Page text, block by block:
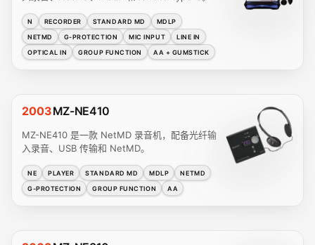
N RECORDER STANDARD MD
MDLP
NETMD
G-PROTECTION MIC INPUT
LINE IN
OPTICAL IN
GROUP FUNCTION AA + GUMSTICK
2003MZ-NE410
MZ-NE410 是一款 NetMD 录音机，配备光纤输
入录音、USB 传输和 NetMD。
NE PLAYER STANDARD MD MDLP
NETMD
G-PROTECTION
GROUP FUNCTION AA